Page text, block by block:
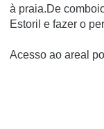
à praia.De
Estoril e fazer o
Acesso ao areal